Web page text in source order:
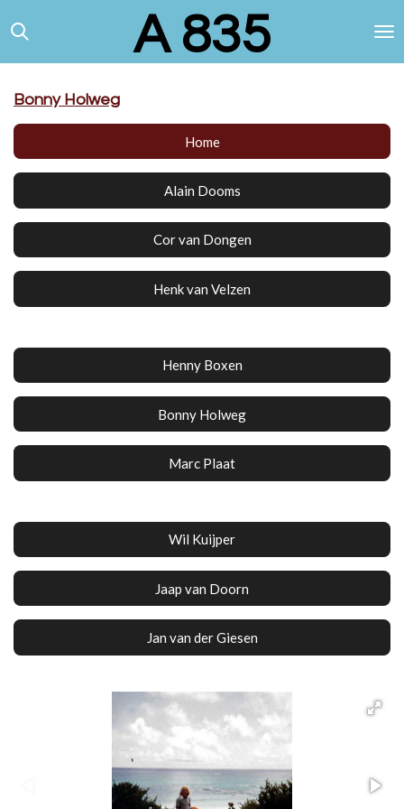
direct
hoofdinhoud
A 835
Bonny Holweg
Home
Alain Dooms
Cor van Dongen
Henk van Velzen
Henny Boxen
Bonny Holweg
Marc Plaat
Wil Kuijper
Jaap van Doorn
Jan van der Giesen